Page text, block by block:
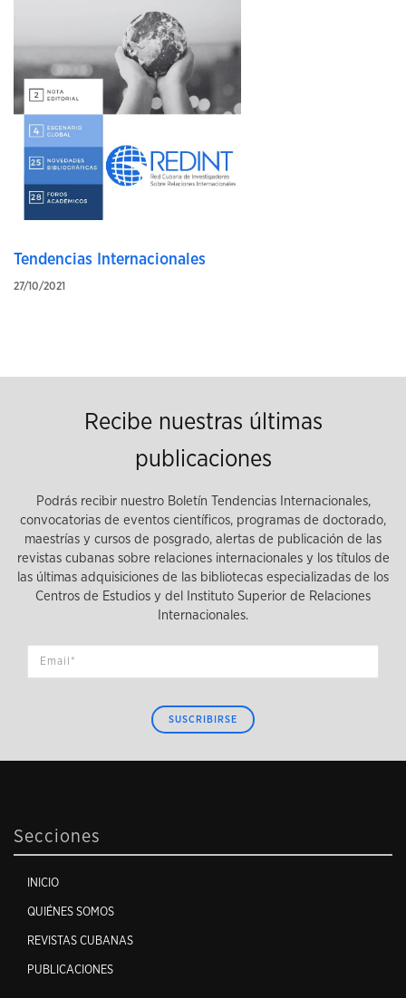
Tendencias Internacionales
27/10/2021
Recibe nuestras últimas
publicaciones
Podrás recibir nuestro Boletín Tendencias Internacionales,
convocatorias de eventos científicos, programas de doctorado,
maestrías y cursos de posgrado, alertas de publicación de las
revistas cubanas sobre relaciones internacionales y los títulos de
las últimas adquisiciones de las bibliotecas especializadas de los
Centros de Estudios y del Instituto Superior de Relaciones
Internacionales.
SUSCRIBIRSE
Secciones
INICIO
QUIÉNES SOMOS
REVISTAS CUBANAS
PUBLICACIONES